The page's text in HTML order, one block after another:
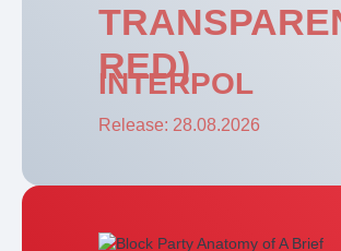
RED)
INTERPOL
Release: 28.08.2026